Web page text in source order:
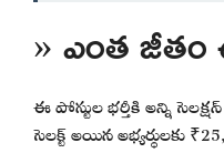
» ఎంత జీతం
ఈ పోస్టుల భర్తీకి అన్ని
సెలక్ట్ అయిన అభ్యర్థులకు